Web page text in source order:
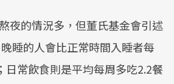
夜的情況多，但董氏基金會引述
睡的人會比正常時間入睡者每
日常飲食則是平均每周多吃2.2餐